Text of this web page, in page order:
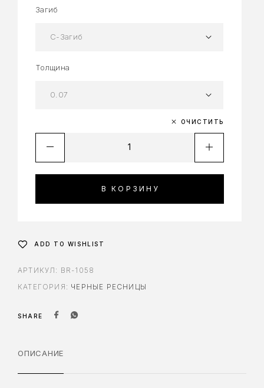
Загиб
Толщина
ОЧИСТИТЬ
В КОРЗИНУ
ADD TO WISHLIST
АРТИКУЛ: BR-1058
КАТЕГОРИЯ: ЧЕРНЫЕ РЕСНИЦЫ
SHARE
ОПИСАНИЕ